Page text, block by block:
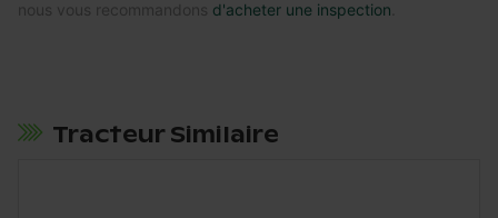
nous vous recommandons d'acheter une inspection
Tracteur Similaire